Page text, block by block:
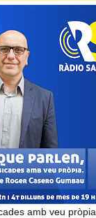
amb veu pròpia